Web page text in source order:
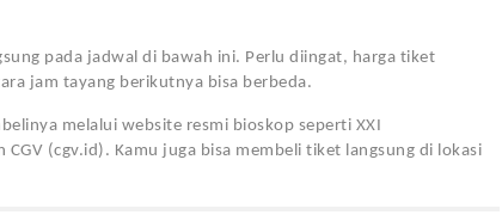
pada jadwal di bawah ini. Perlu diingat, harga tiket
jam tayang berikutnya bisa berbeda.
melalui website resmi bioskop seperti XXI
(cgv.id). Kamu juga bisa membeli tiket langsung di lokasi